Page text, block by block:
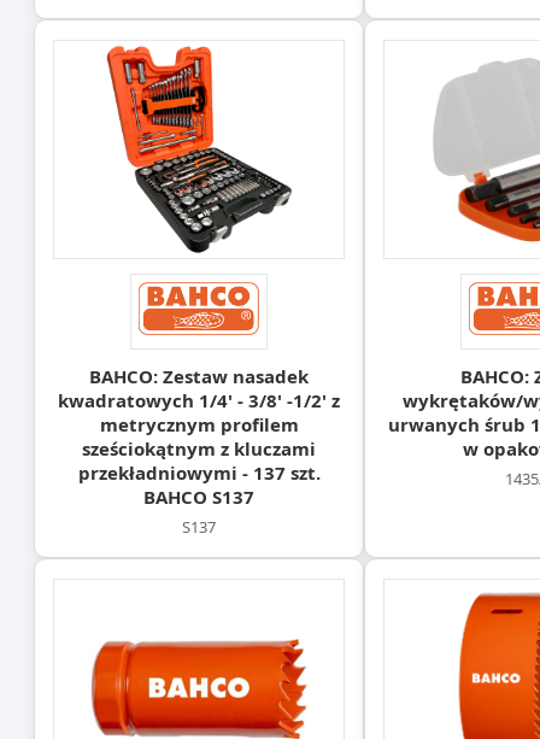
BAHCO: Zestaw nasadek
kwadratowych 1/4' - 3/8' -1/2' z
metrycznym profilem
sześciokątnym z kluczami
przekładniowymi - 137 szt.
BAHCO S137
S137
BAHCO:
wykrętaków/
urwanych śrub
w